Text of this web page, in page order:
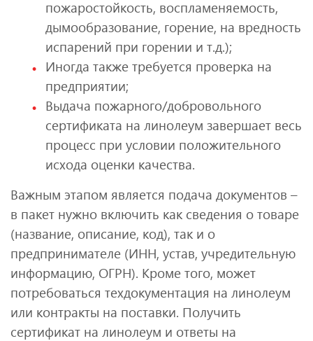
пожаростойкость, воспламеняемость,
дымообразование, горение, на вредность
испарений при горении и т.д.);
Иногда также требуется проверка на
предприятии;
Выдача пожарного/добровольного
сертификата на линолеум завершает весь
процесс при условии положительного
исхода оценки качества.
Важным этапом является подача документов –
в пакет нужно включить как сведения о товаре
(название, описание, код), так и о
предпринимателе (ИНН, устав, учредительную
информацию, ОГРН). Кроме того, может
потребоваться техдокументация на линолеум
или контракты на поставки. Получить
сертификат на линолеум и ответы на